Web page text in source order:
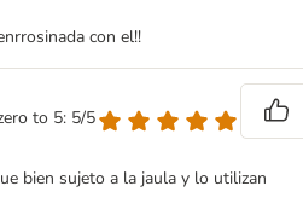
con el!!
to 5: 5/5
bien sujeto a la jaula y lo utilizan